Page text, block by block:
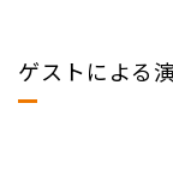
ゲストによる